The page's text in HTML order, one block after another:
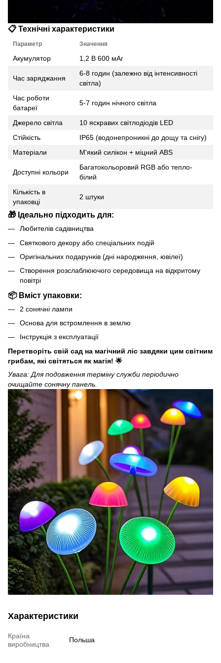
📋 Технічні характеристики
Параметр Значення
Акумулятор 1,2 В 600 мАг
Час заряджання
6-8 годин (залежно від інтенсивності
світла)
Час роботи
батареї
5-7 годин нічного світла
Джерело світла
10 яскравих світлодіодів LED
Стійкість
IP65 (водонепроникні до дощу та снігу)
Матеріали
М'який силікон + міцний ABS
Доступні кольори
Багатокольоровий RGB або тепло-
білий
Кількість в
упаковці
2 штуки
🎁 Ідеально підходить для:
Любителів садівництва
Святкового декору або спеціальних подій
Оригінальних подарунків (дні народження, ювілеї)
Створення розслаблюючого середовища на відкритому
повітрі
📦Вміст упаковки:
2 сонячні лампи
Основа для встромлення в землю
Інструкція з експлуатації
Перетворіть свій сад на магічний ліс завдяки цим світним
грибам, які світяться як магія! 🌟
Увага: Для подовження терміну служби періодично
очищайте сонячну панель.
Характеристики
Країна
виробництва
Польша